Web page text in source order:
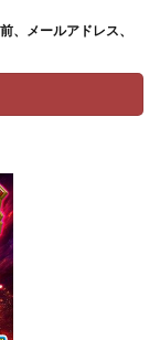
、メールアドレス、